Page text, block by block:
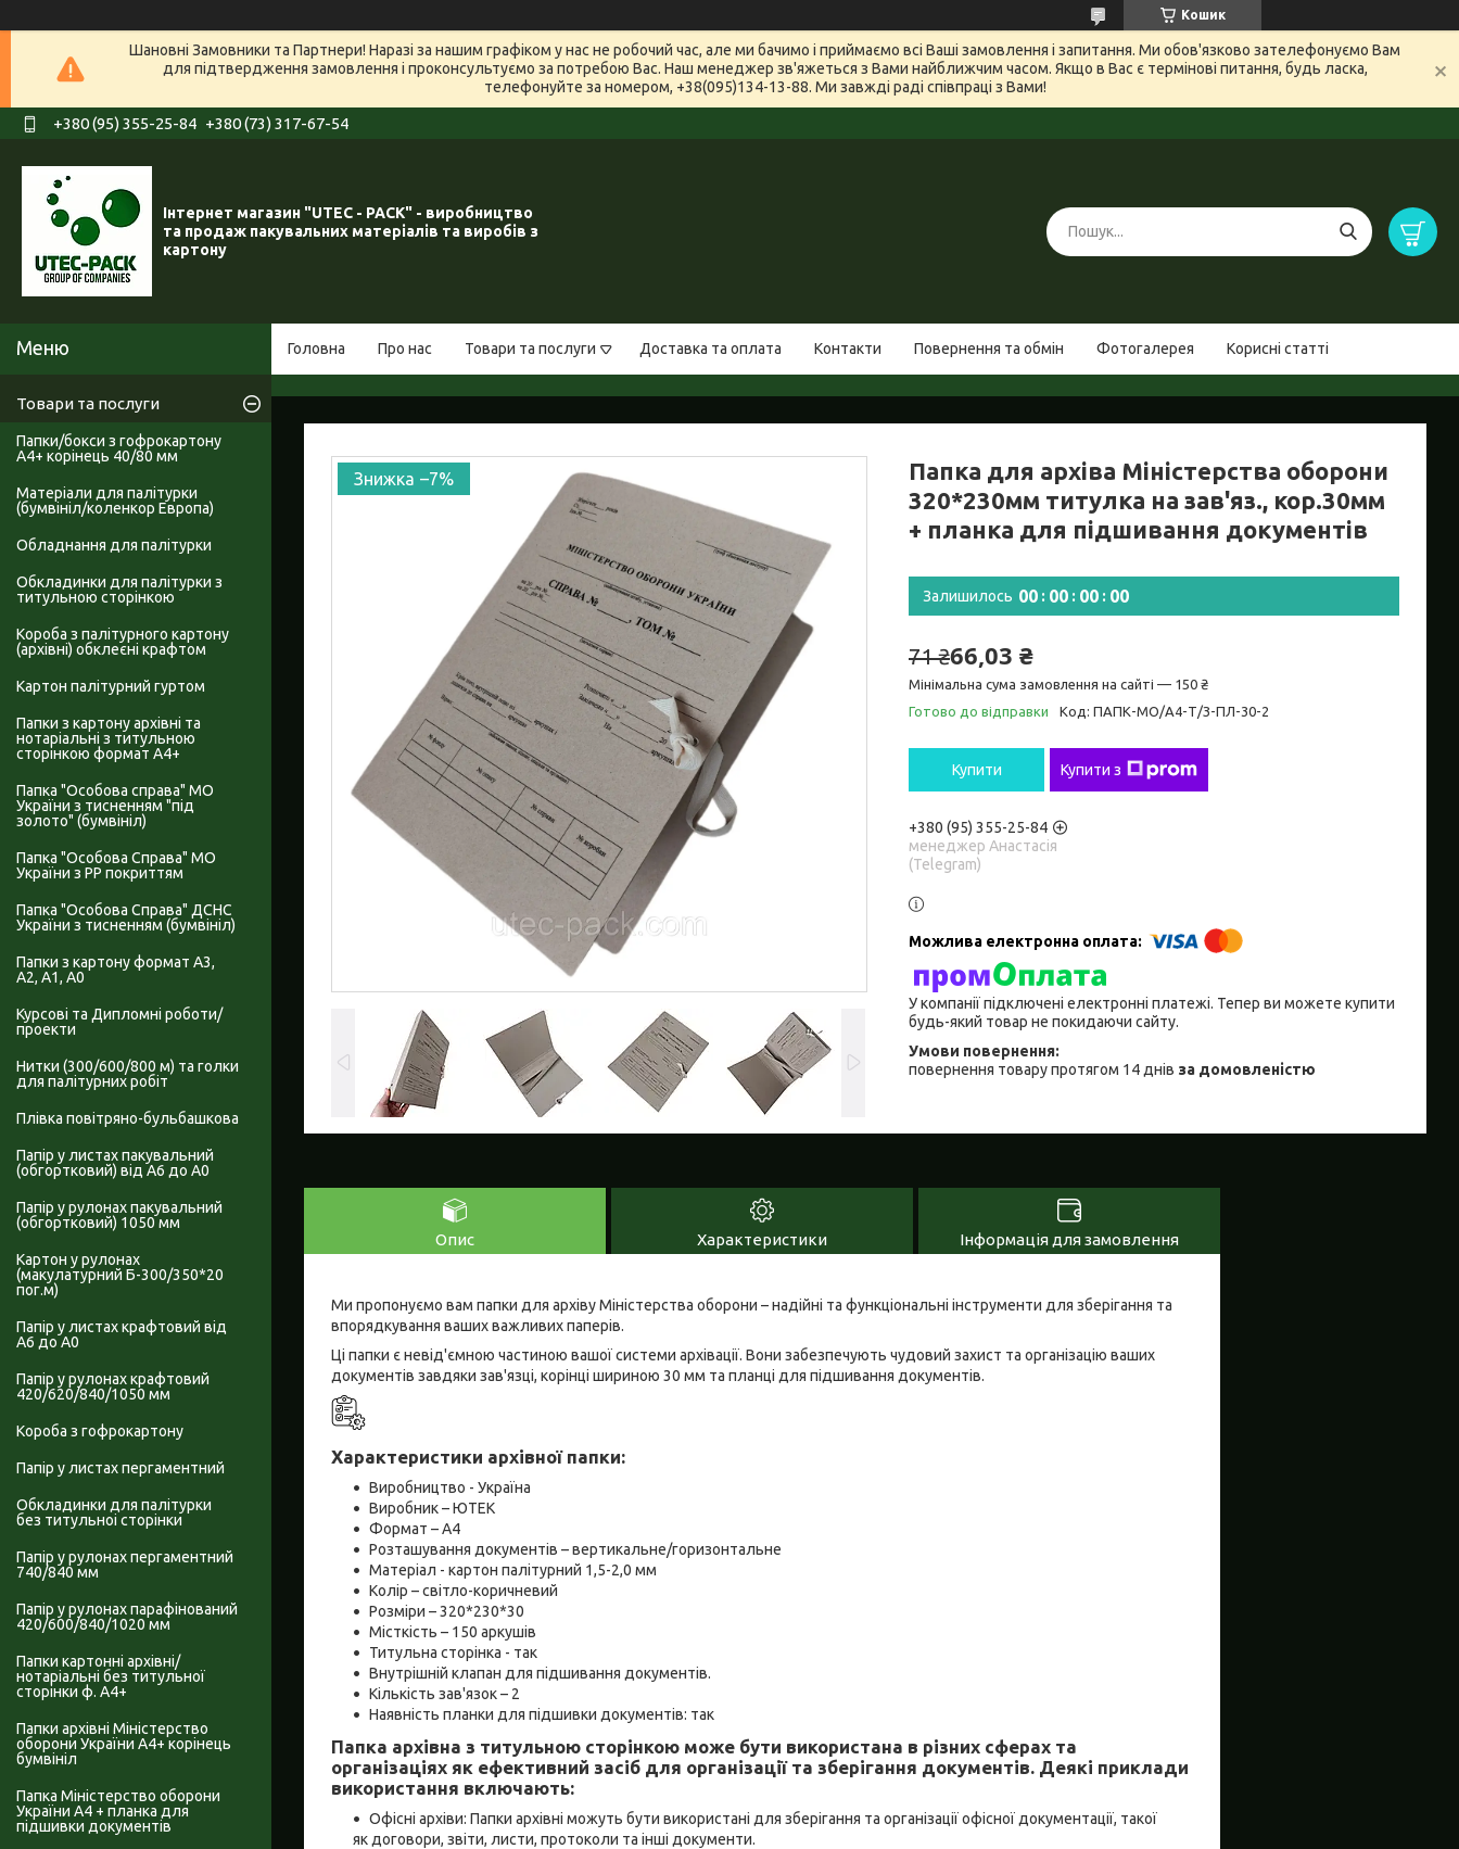
Кошик
Шановні Замовники та Партнери! Наразі за нашим графіком у нас не робочий час, але ми бачимо і приймаємо всі Ваші замовлення і запитання. Ми обов'язково зателефонуємо Вам
для підтвердження замовлення і проконсультуємо за потребою Вас. Наш менеджер зв'яжеться з Вами найближчим часом. Якщо в Вас є термінові питання, будь ласка,
телефонуйте за номером, +38(095)134-13-88. Ми завжді раді співпраці з Вами!
+380 (95) 355-25-84 +380 (73) 317-67-54
Інтернет магазин "UTEC - PACK" - виробництво
та продаж пакувальних матеріалів та виробів з
картону
Головна Про нас Товари та послуги Доставка та оплата Контакти Повернення та обмін Фотогалерея Корисні статті
–7%
Папка для архіва Міністерства оборони
320*230мм титулка на зав'яз., кор.30мм
+ планка для підшивання документів
Залишилось 00 00 00 00
71 ₴66,03 ₴
Мінімальна сума замовлення на сайті — 150 ₴
Готово до відправки
Код: ПАПК-МО/А4-Т/З-ПЛ-30-2
Купити Купити з
+380 (95) 355-25-84
менеджер Анастасія
(Telegram)
У компанії підключені електронні платежі. Тепер ви можете купити
будь-який товар не покидаючи сайту.
повернення товару протягом 14 днів за домовленістю
Опис Характеристики Інформація для замовлення
Ми пропонуємо вам папки для архіву Міністерства оборони – надійні та функціональні інструменти для зберігання та
впорядкування ваших важливих паперів.
Ці папки є невід'ємною частиною вашої системи архівації. Вони забезпечують чудовий захист та організацію ваших
документів завдяки зав'язці, корінці шириною 30 мм та планці для підшивання документів.
Характеристики архівної папки:
Виробництво - Україна
Виробник – ЮТЕК
Формат – А4
Розташування документів – вертикальне/горизонтальне
Матеріал - картон палітурний 1,5-2,0 мм
Колір – світло-коричневий
Розміри – 320*230*30
Місткість – 150 аркушів
Титульна сторінка - так
Внутрішній клапан для підшивання документів.
Кількість зав'язок – 2
Наявність планки для підшивки документів: так
Папка архівна з титульною сторінкою може бути використана в різних сферах та
організаціях як ефективний засіб для організації та зберігання документів. Деякі приклади
використання включають:
Офісні архіви: Папки архівні можуть бути використані для зберігання та організації офісної документації, такої
як договори, звіти, листи, протоколи та інші документи.
Товари та послуги
Папки/бокси з гофрокартону
А4+ корінець 40/80 мм
Матеріали для палітурки
(бумвініл/коленкор Европа)
Обладнання для палітурки
Обкладинки для палітурки з
титульною сторінкою
Короба з палітурного картону
(архівні) обклеєні крафтом
Картон палітурний гуртом
Папки з картону архівні та
нотаріальні з титульною
сторінкою формат А4+
Папка "Особова справа" МО
України з тисненням "під
золото" (бумвініл)
Папка "Особова Справа" МО
України з PP покриттям
Папка "Особова Справа" ДСНС
України з тисненням (бумвініл)
Папки з картону формат А3,
А2, А1, А0
Курсові та Дипломні роботи/
проекти
Нитки (300/600/800 м) та голки
для палітурних робіт
Плівка повітряно-бульбашкова
Папір у листах пакувальний
(обгортковий) від А6 до А0
Папір у рулонах пакувальний
(обгортковий) 1050 мм
Картон у рулонах
(макулатурний Б-300/350*20
пог.м)
Папір у листах крафтовий від
А6 до А0
Папір у рулонах крафтовий
420/620/840/1050 мм
Короба з гофрокартону
Папір у листах пергаментний
Обкладинки для палітурки
без титульноі сторінки
Папір у рулонах пергаментний
740/840 мм
Папір у рулонах парафінований
420/600/840/1020 мм
Папки картонні архівні/
нотаріальні без титульної
сторінки ф. А4+
Папки архівні Міністерство
оборони України А4+ корінець
бумвініл
Папка Міністерство оборони
України А4 + планка для
підшивки документів